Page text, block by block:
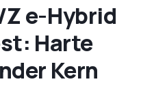
e-Hybrid
Harte
Kern